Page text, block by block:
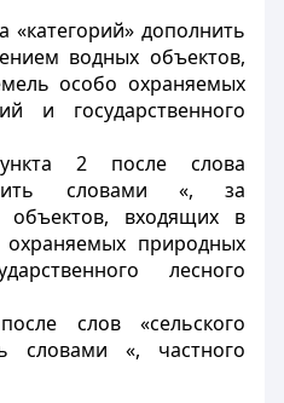
«категорий» дополнить
водных объектов,
особо охраняемых
и государственного
2 после слова
словами «, за
объектов, входящих в
природных
лесного
слов «сельского
словами «, частного